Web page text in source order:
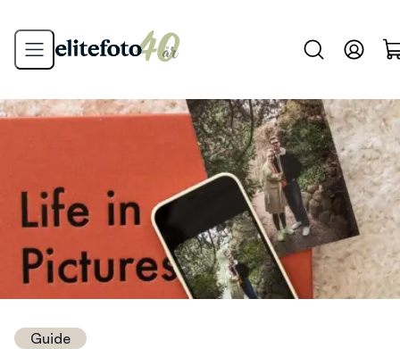
Guide